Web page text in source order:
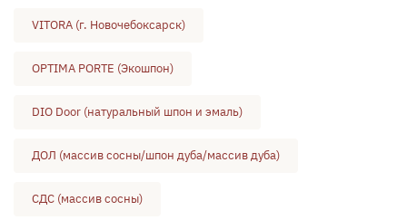
VITORA (г. Новочебоксарск)
OPTIMA PORTE (Экошпон)
DIO Door (натуральный шпон и эмаль)
ДОЛ (массив сосны/шпон дуба/массив дуба)
СДС (массив сосны)